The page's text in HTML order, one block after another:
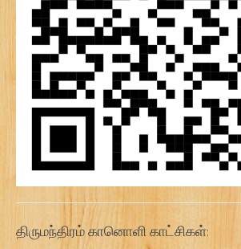
திருமந்திரம் கானொளி காட்சிகள்: